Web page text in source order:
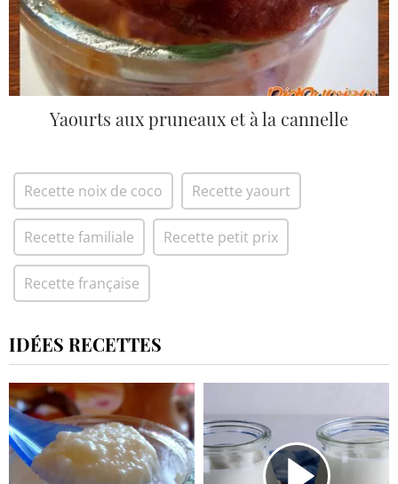
Yaourts aux pruneaux et à la cannelle
Recette noix de coco Recette yaourt
Recette familiale Recette petit prix
Recette française
IDÉES RECETTES